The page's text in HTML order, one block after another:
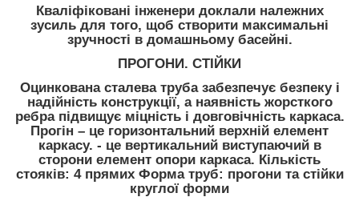
Кваліфіковані інженери доклали належних
зусиль для того, щоб створити максимальні
зручності в домашньому басейні.
ПРОГОНИ. СТІЙКИ
Оцинкована сталева труба забезпечує безпеку і
надійність конструкції, а наявність жорсткого
ребра підвищує міцність і довговічність каркаса.
Прогін – це горизонтальний верхній елемент
каркасу. - це вертикальний виступаючий в
сторони елемент опори каркаса. Кількість
стояків: 4 прямих Форма труб: прогони та стійки
круглої форми